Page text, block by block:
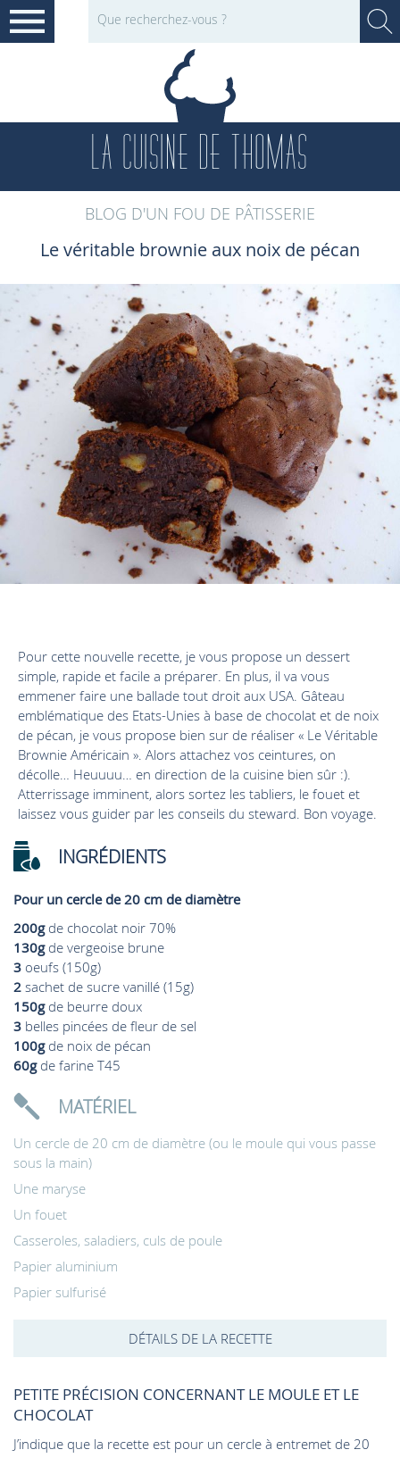
LA CUISINE DE THOMAS
BLOG D'UN FOU DE PÂTISSERIE
Le véritable brownie aux noix de pécan
Pour cette nouvelle recette, je vous propose un dessert
simple, rapide et facile a préparer. En plus, il va vous
emmener faire une ballade tout droit aux USA. Gâteau
emblématique des Etats-Unies à base de chocolat et de noix
de pécan, je vous propose bien sur de réaliser « Le Véritable
Brownie Américain ». Alors attachez vos ceintures, on
décolle… Heuuuu… en direction de la cuisine bien sûr :).
Atterrissage imminent, alors sortez les tabliers, le fouet et
laissez vous guider par les conseils du steward. Bon voyage.
INGRÉDIENTS
Pour un cercle de 20 cm de diamètre
200gde chocolat noir 70%
130gde vergeoise brune
3 oeufs (150g)
2 sachet de sucre vanillé (15g)
150gde beurre doux
3 belles pincées de fleur de sel
100gde noix de pécan
60gde farine T45
MATÉRIEL
Un cercle de 20 cm de diamètre (ou le moule qui vous passe
sous la main)
Une maryse
Un fouet
Casseroles, saladiers, culs de poule
Papier aluminium
Papier sulfurisé
DÉTAILS DE LA RECETTE
PETITE PRÉCISION CONCERNANT LE MOULE ET LE
CHOCOLAT
J’indique que la recette est pour un cercle à entremet de 20